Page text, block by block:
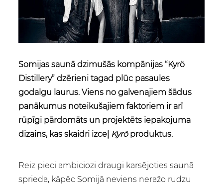
Somijas saunā dzimušās kompānijas “Kyrö
Distillery” dzērieni tagad plūc pasaules
godalgu laurus. Viens no galvenajiem šādus
panākumus noteikušajiem faktoriem ir arī
rūpīgi pārdomāts un projektēts iepakojuma
dizains, kas skaidri izceļ Kyröproduktus.
Reiz pieci ambiciozi draugi karsējoties saunā
sprieda, kāpēc Somijā neviens neražo rudzu